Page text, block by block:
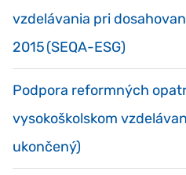
vzdelávania pri
2015 (SEQA-ESG)
Podpora reformných
vysokoškolskom
ukončený)